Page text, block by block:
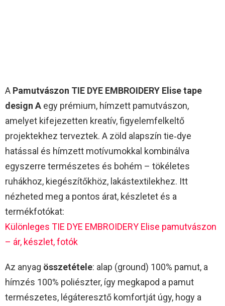
A Pamutvászon TIE DYE EMBROIDERY Elise tape
design A egy prémium, hímzett pamutvászon,
amelyet kifejezetten kreatív, figyelemfelkeltő
projektekhez terveztek. A zöld alapszín tie‑dye
hatással és hímzett motívumokkal kombinálva
egyszerre természetes és bohém – tökéletes
ruhákhoz, kiegészítőkhöz, lakástextilekhez. Itt
nézheted meg a pontos árat, készletet és a
termékfotókat:
Különleges TIE DYE EMBROIDERY Elise pamutvászon
– ár, készlet, fotók
Az anyag összetétele: alap (ground) 100% pamut, a
hímzés 100% poliészter, így megkapod a pamut
természetes, légáteresztő komfortját úgy, hogy a